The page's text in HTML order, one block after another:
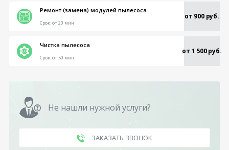
Ремонт (замена) модулей пылесоса
от 900 руб.
Срок:от 20 мин
Чистка пылесоса
от 1 500 руб.
Срок:от 50 мин
Не нашли нужной услуги?
ЗАКАЗАТЬ ЗВОНОК